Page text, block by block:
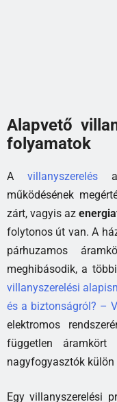
Alapvető
folyamatok
A villanyszerelés
működésének
zárt, vagyis az
folytonos út van. A
párhuzamos
meghibásodik, a
villanyszerelési
és a biztonságról? –
elektromos
független áramkört
nagyfogyasztók külön
Egy villanyszerelési